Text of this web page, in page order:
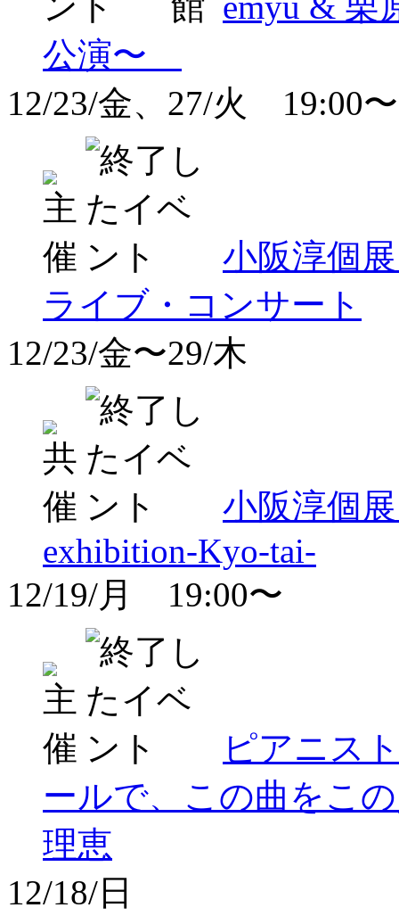
公演〜
12/23/金、27/火 19:00〜
小阪淳個
ライブ・コンサート
12/23/金〜29/木
小阪淳個
exhibition-Kyo-tai-
12/19/月 19:00〜
ピアニス
ールで、この曲をこ
理恵
12/18/日